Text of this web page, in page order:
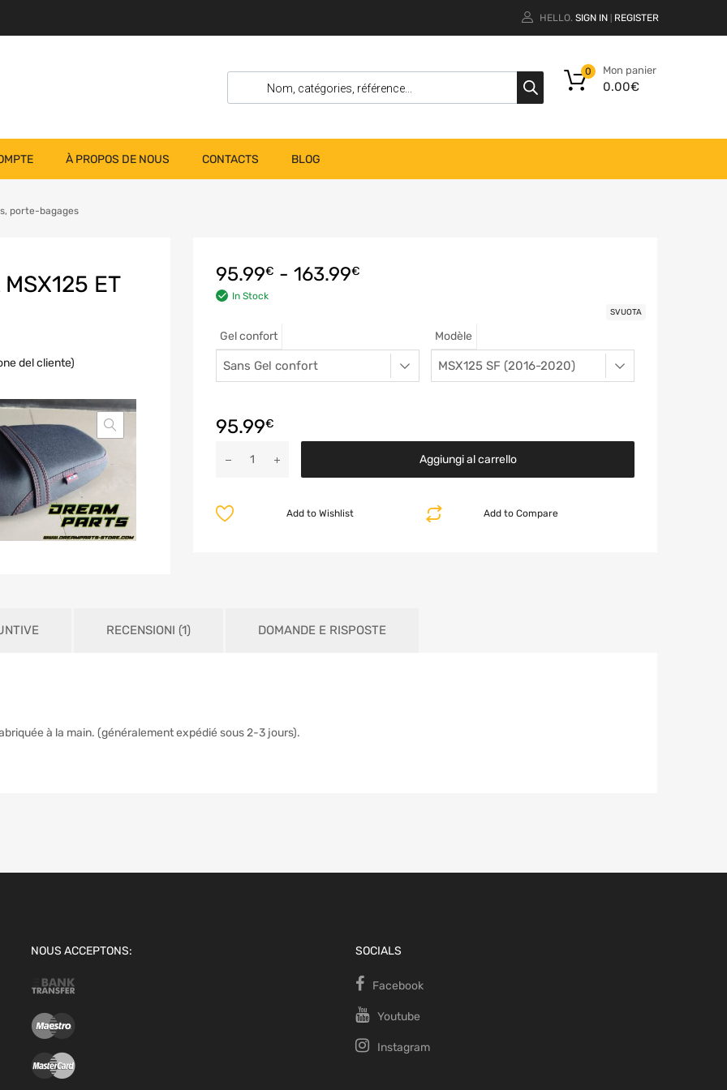
HELLO. SIGN IN REGISTER
Mon panier
0.00€
0
À PROPOS DE NOUS CONTACTS BLOG
porte-bagages
ET
del cliente)
95.99€ - 163.99€
In Stock
Gel confort Modèle
SVUOTA
95.99€
Aggiungi al carrello
Add to Compare
Add to Wishlist
RECENSIONI (1) DOMANDE E RISPOSTE
à la main. (généralement expédié sous 2-3 jours).
NOUS ACCEPTONS: SOCIALS
Facebook
Youtube
Instagram